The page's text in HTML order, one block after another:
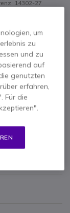
14302-27
um
zu
und zu
auf
genutzten
erfahren,
Für die